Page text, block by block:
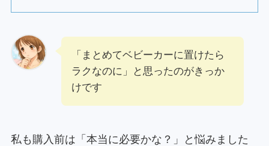
「まとめてベビーカーに置けたら
ラクなのに」と思ったのがきっか
けです
私も購入前は「本当に必要かな？」と悩みました